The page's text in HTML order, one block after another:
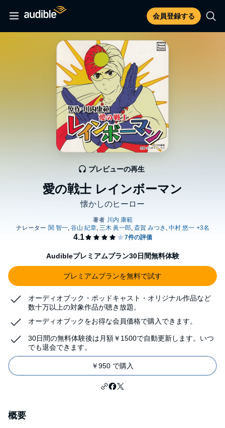
会員登録する
愛の戦士 レインボーマン
懐かしのヒーロー
プレビューの再生
Audibleプレミアムプラン30日間無料体験
プレミアムプランを無料で試す
オーディオブック・ポッドキャスト・オリジナル作品など
数十万以上の対象作品が聴き放題。
オーディオブックをお得な会員価格で購入できます。
30日間の無料体験後は月額￥1500で自動更新します。いつ
でも退会できます。
￥950 で購入
概要